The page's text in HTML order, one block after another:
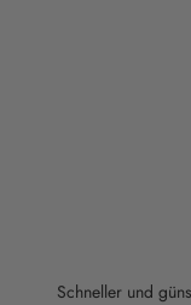
Schneller und